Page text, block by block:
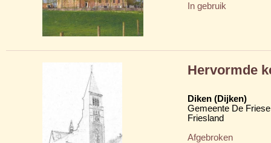
In gebruik
Hervormde
Diken (Dijken)
Gemeente De
Friesland
Afgebroken